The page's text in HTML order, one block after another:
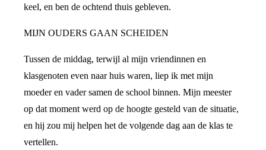
keel, en ben de ochtend thuis gebleven.
MIJN OUDERS GAAN SCHEIDEN
Tussen de middag, terwijl al mijn vriendinnen en
klasgenoten even naar huis waren, liep ik met mijn
moeder en vader samen de school binnen. Mijn meester
op dat moment werd op de hoogte gesteld van de situatie,
en hij zou mij helpen het de volgende dag aan de klas te
vertellen.